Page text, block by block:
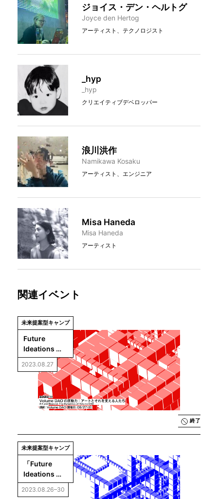
ジョイス・デン・ヘルトグ
Joyce den Hertog
アーティスト、テクノロジスト
_hyp
_hyp
クリエイティブデベロッパー
浪川洪作
Namikawa Kosaku
アーティスト、エンジニア
Misa Haneda
Misa Haneda
アーティスト
関連イベント
未来提案型キャンプ
Future
Ideations
Camp Vol.2
【基調講演
03】
「Volume
DAOの原動
力：アートと
2023.08.27
終了
未来提案型キャンプ
「Future
Ideations
Camp Vol.2｜
setup()：ブ
2023.08.26–30